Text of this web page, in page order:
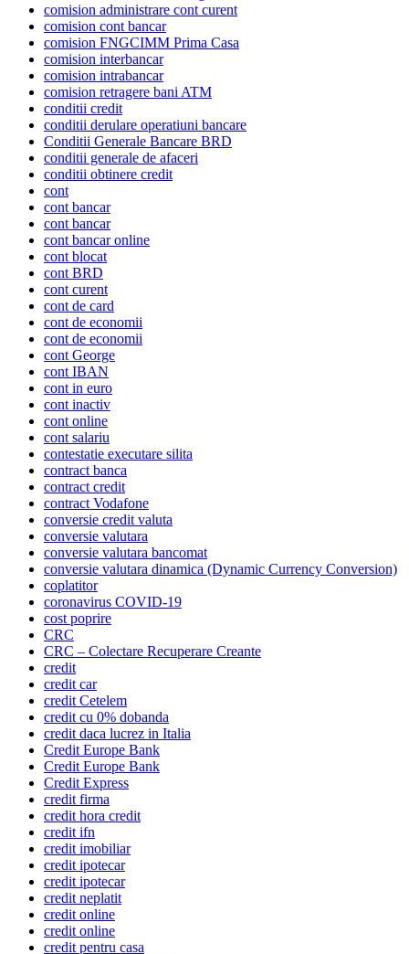
comision administrare cont curent
comision cont bancar
comision FNGCIMM Prima Casa
comision interbancar
comision intrabancar
comision retragere bani ATM
conditii credit
conditii derulare operatiuni bancare
Conditii Generale Bancare BRD
conditii generale de afaceri
conditii obtinere credit
cont
cont bancar
cont bancar
cont bancar online
cont blocat
cont BRD
cont curent
cont de card
cont de economii
cont de economii
cont George
cont IBAN
cont in euro
cont inactiv
cont online
cont salariu
contestatie executare silita
contract banca
contract credit
contract Vodafone
conversie credit valuta
conversie valutara
conversie valutara bancomat
conversie valutara dinamica (Dynamic Currency Conversion)
coplatitor
coronavirus COVID-19
cost poprire
CRC
CRC – Colectare Recuperare Creante
credit
credit car
credit Cetelem
credit cu 0% dobanda
credit daca lucrez in Italia
Credit Europe Bank
Credit Europe Bank
Credit Express
credit firma
credit hora credit
credit ifn
credit imobiliar
credit ipotecar
credit ipotecar
credit neplatit
credit online
credit online
credit pentru casa